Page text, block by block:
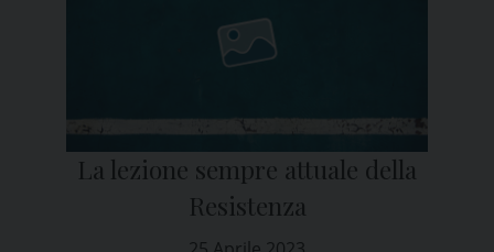
La lezione sempre attuale della
Resistenza